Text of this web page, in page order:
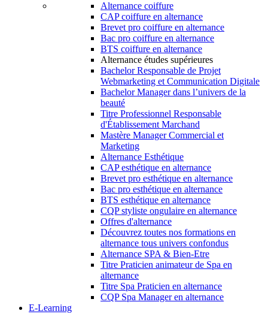
Alternance coiffure
CAP coiffure en alternance
Brevet pro coiffure en alternance
Bac pro coiffure en alternance
BTS coiffure en alternance
Alternance études supérieures
Bachelor Responsable de Projet
Webmarketing et Communication Digitale
Bachelor Manager dans l’univers de la
beauté
Titre Professionnel Responsable
d'Établissement Marchand
Mastère Manager Commercial et
Marketing
Alternance Esthétique
CAP esthétique en alternance
Brevet pro esthétique en alternance
Bac pro esthétique en alternance
BTS esthétique en alternance
CQP styliste ongulaire en alternance
Offres d'alternance
Découvrez toutes nos formations en
alternance tous univers confondus
Alternance SPA & Bien-Etre
Titre Praticien animateur de Spa en
alternance
Titre Spa Praticien en alternance
CQP Spa Manager en alternance
E-Learning